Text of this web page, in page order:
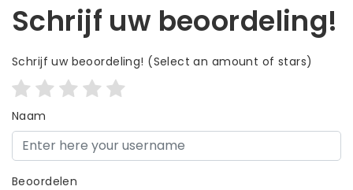
Schrijf uw beoordeling!
Schrijf uw beoordeling! (Select an amount of stars)
Naam
Beoordelen